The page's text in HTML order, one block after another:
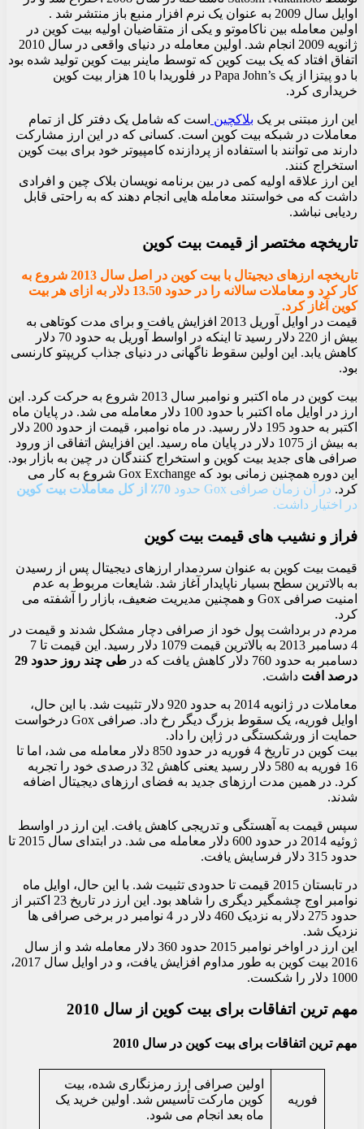
اوایل سال 2009 به عنوان یک نرم افزار منبع باز منتشر شد .
اولین معامله بین ناکاموتو و یکی از متقاضیان اولیه بیت کوین در
ژانویه 2009 انجام شد. اولین معامله در دنیای واقعی در سال 2010
اتفاق افتاد که یک بیت کوین که توسط ماینر بیت کوین تولید شده بود
با دو پیتزا از یک Papa John’s در فلوریدا با 10 هزار بیت کوین
خریداری کرد.
این ارز مبتنی بر یک بلاکچین است که شامل یک دفتر کل از تمام
معاملات در شبکه بیت کوین است. کسانی که در این ارز مشارکت
دارند می توانند با استفاده از پردازنده کامپیوتر خود برای بیت کوین
استخراج کنند.
این ارز علاقه اولیه کمی در بین برنامه نویسان بلاک چین و افرادی
داشت که می خواستند معامله هایی انجام دهند که به راحتی قابل
ردیابی نباشد.
تاریخچه مختصر از قیمت بیت کوین
تاریخچه ارزهای دیجیتال با بیت کوین در اصل سال 2013 شروع به
کار کرد و معاملات سالانه را در حدود 13.50 دلار به ازای هر بیت
کوین آغاز کرد.
قیمت در اوایل آوریل 2013 افزایش یافت و برای مدت کوتاهی به
بیش از 220 دلار رسید تا اینکه در اواسط آوریل به حدود 70 دلار
کاهش یابد. این اولین سقوط ناگهانی در دنیای جذاب کریپتو کارنسی
بود.
بیت کوین در ماه اکتبر و نوامبر سال 2013 شروع به حرکت کرد. این
ارز در اوایل ماه اکتبر با حدود 100 دلار معامله می شد. در پایان ماه
اکتبر به حدود 195 دلار رسید. در ماه نوامبر، قیمت از حدود 200 دلار
به بیش از 1075 دلار در پایان ماه رسید. این افزایش اتفاقی از ورود
صرافی های جدید بیت کوین و استخراج کنندگان در چین به بازار بود.
این دوره همچنین زمانی بود که Gox Exchange شروع به کار می
کرد. در آن زمان صرافی Gox حدود
70٪ از کل معاملات بیت کوین
در اختیار داشت.
فراز و نشیب های قیمت بیت کوین
قیمت بیت کوین به عنوان سردمدار ارزهای دیجیتال پس از رسیدن
به بالاترین سطح بسیار ناپایدار آغاز شد. شایعات مربوط به عدم
امنیت صرافی Gox و همچنین مدیریت ضعیف، بازار را آشفته می
کرد.
مردم در برداشت پول خود از صرافی دچار مشکل شدند و قیمت در
4 دسامبر 2013 به بالاترین قیمت 1079 دلار رسید. این قیمت تا 7
دسامبر به حدود 760 دلار کاهش یافت که در
طی چند روز حدود 29
درصد افت داشت.
معاملات در ژانویه 2014 به حدود 920 دلار تثبیت شد. با این حال،
اوایل فوریه، یک سقوط بزرگ دیگر رخ داد. صرافی Gox درخواست
حمایت از ورشکستگی در ژاپن را داد.
بیت کوین در تاریخ 4 فوریه در حدود 850 دلار معامله می شد، اما تا
16 فوریه به 580 دلار رسید یعنی کاهش 32 درصدی خود را تجربه
کرد. در همین مدت ارزهای جدید به فضای ارزهای دیجیتال اضافه
شدند.
سپس قیمت به آهستگی و تدریجی کاهش یافت. این ارز در اواسط
ژوئیه 2014 در حدود 600 دلار معامله می شد. در ابتدای سال 2015 تا
حدود 315 دلار فرسایش یافت.
در تابستان 2015 قیمت تا حدودی تثبیت شد. با این حال، اوایل ماه
نوامبر اوج چشمگیر دیگری را شاهد بود. این ارز در تاریخ 23 اکتبر از
حدود 275 دلار به نزدیک 460 دلار در 4 نوامبر در برخی صرافی ها
نزدیک شد.
این ارز در اواخر نوامبر 2015 حدود 360 دلار معامله شد و از سال
2016 بیت کوین به طور مداوم افزایش یافت، و در اوایل سال 2017،
1000 دلار را شکست.
مهم ترین اتفاقات برای بیت کوین از سال 2010
مهم ترین اتفاقات برای بیت کوین در سال 2010
فوریه
اولین صرافی ارز رمزنگاری شده، بیت
کوین مارکت تأسیس شد. اولین خرید یک
ماه بعد انجام می شود.